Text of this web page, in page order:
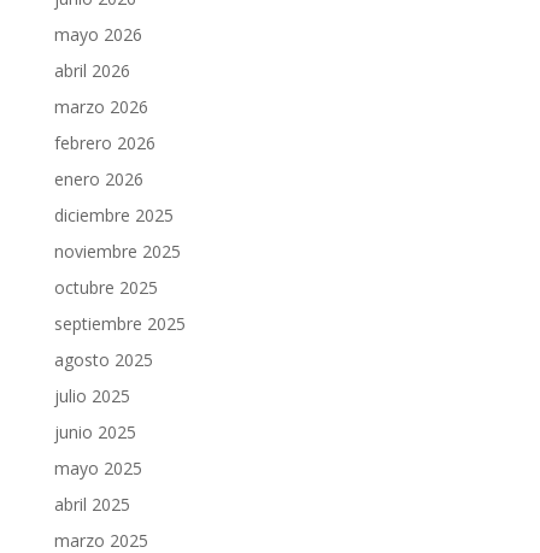
mayo 2026
abril 2026
marzo 2026
febrero 2026
enero 2026
diciembre 2025
noviembre 2025
octubre 2025
septiembre 2025
agosto 2025
julio 2025
junio 2025
mayo 2025
abril 2025
marzo 2025